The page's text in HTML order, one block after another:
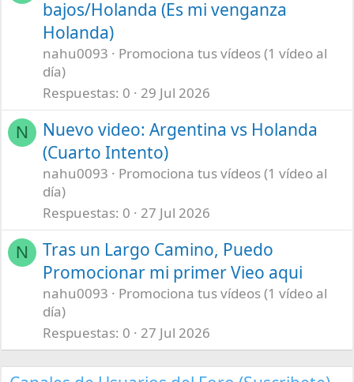
bajos/Holanda (Es mi venganza
Holanda)
nahu0093
Promociona tus vídeos (1 vídeo al
día)
Respuestas 0 29 Jul 2026
N
Nuevo video: Argentina vs Holanda
(Cuarto Intento)
nahu0093
Promociona tus vídeos (1 vídeo al
día)
Respuestas 0 27 Jul 2026
N
Tras un Largo Camino, Puedo
Promocionar mi primer Vieo aqui
nahu0093
Promociona tus vídeos (1 vídeo al
día)
Respuestas 0 27 Jul 2026